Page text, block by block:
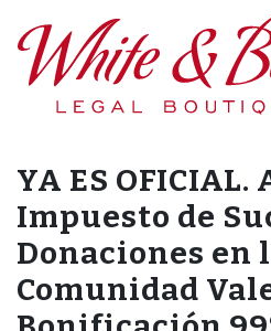
Main
YA ES OFICIAL.
Impuesto de
Donaciones en
Comunidad